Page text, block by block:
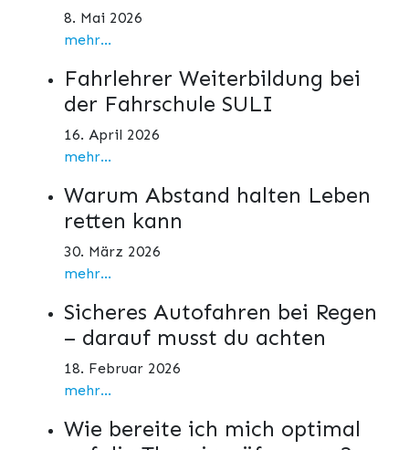
8. Mai 2026
mehr...
Fahrlehrer Weiterbildung bei
der Fahrschule SULI
16. April 2026
mehr...
Warum Abstand halten Leben
retten kann
30. März 2026
mehr...
Sicheres Autofahren bei Regen
– darauf musst du achten
18. Februar 2026
mehr...
Wie bereite ich mich optimal